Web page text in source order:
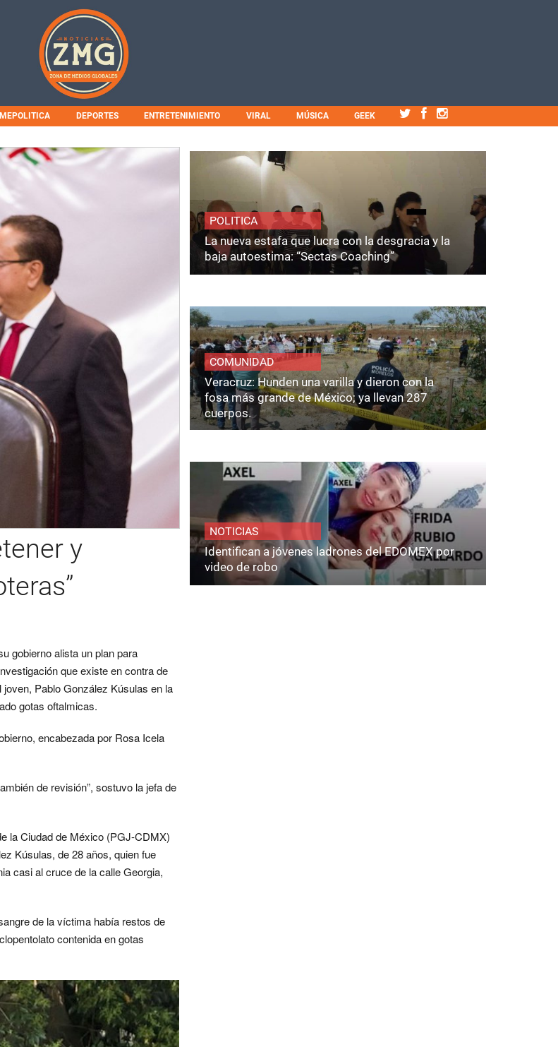
DEPORTES ENTRETENIMIENTO VIRAL MÚSICA GEEK
y
gobierno alista un plan para
que existe en contra de
Pablo González Kúsulas en la
gotas oftalmicas.
encabezada por Rosa Icela
de revisión”, sostuvo la jefa de
la Ciudad de México (PGJ-CDMX)
Kúsulas, de 28 años, quien fue
casi al cruce de la calle Georgia,
de la víctima había restos de
contenida en gotas
POLITICA
La nueva estafa que lucra con la desgracia y la
baja autoestima: “Sectas Coaching”
COMUNIDAD
Veracruz: Hunden una varilla y dieron con la
fosa más grande de México; ya llevan 287
cuerpos.
NOTICIAS
Identifican a jóvenes ladrones del EDOMEX por
video de robo